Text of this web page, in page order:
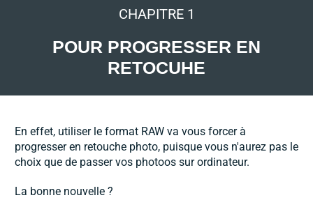
CHAPITRE 1
POUR PROGRESSER EN
RETOCUHE
En effet, utiliser le format RAW va vous forcer à
progresser en retouche photo, puisque vous n'aurez pas le
choix que de passer vos photoos sur ordinateur.
La bonne nouvelle ?